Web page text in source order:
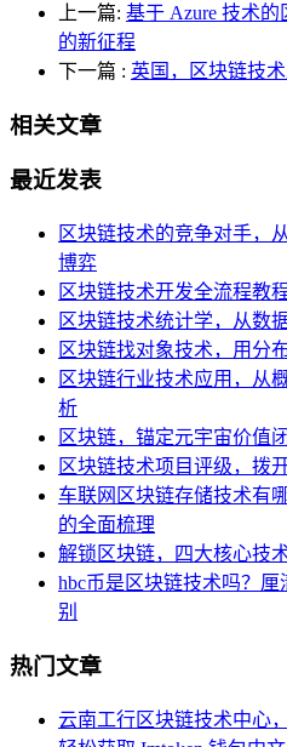
上一篇: 基于 Azure 技术
的新征程
下一篇 : 英国，区块链技
相关文章
最近发表
区块链技术的竞争对手，
博弈
区块链技术开发全流程教
区块链技术统计学，从数
区块链找对象技术，用分
区块链行业技术应用，从
析
区块链，锚定元宇宙价值
区块链技术项目评级，拨
车联网区块链存储技术有
的全面梳理
解锁区块链，四大核心技
hbc币是区块链技术吗？
别
热门文章
云南工行区块链技术中心